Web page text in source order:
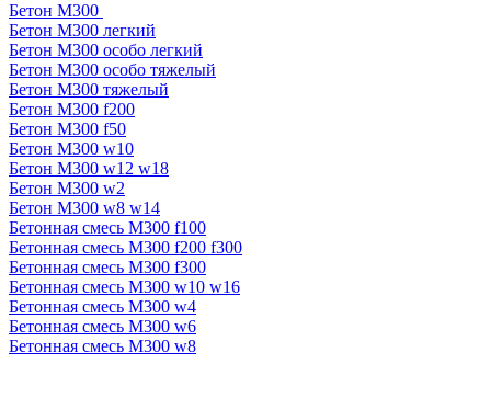
Бетон М300
Бетон М300 легкий
Бетон М300 особо легкий
Бетон М300 особо тяжелый
Бетон М300 тяжелый
Бетон М300 f200
Бетон М300 f50
Бетон М300 w10
Бетон М300 w12 w18
Бетон М300 w2
Бетон М300 w8 w14
Бетонная смесь М300 f100
Бетонная смесь М300 f200 f300
Бетонная смесь М300 f300
Бетонная смесь М300 w10 w16
Бетонная смесь М300 w4
Бетонная смесь М300 w6
Бетонная смесь М300 w8